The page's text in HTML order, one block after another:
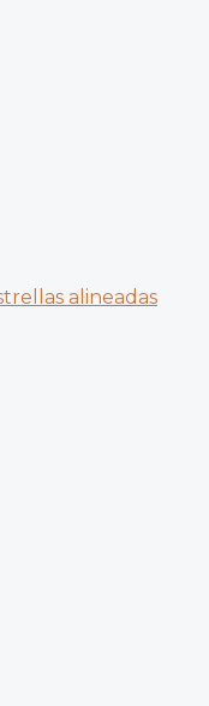
alineadas